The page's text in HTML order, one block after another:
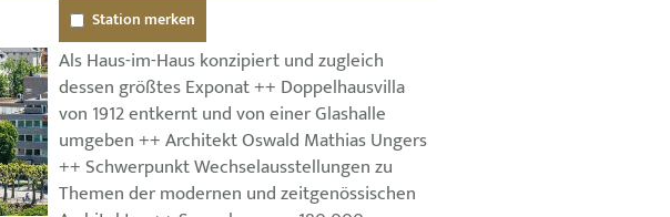
Station merken
Als Haus-im-Haus konzipiert und zugleich
dessen größtes Exponat ++ Doppelhausvilla
von 1912 entkernt und von einer Glashalle
umgeben ++ Architekt Oswald Mathias Ungers
++ Schwerpunkt Wechselausstellungen zu
Themen der modernen und zeitgenössischen